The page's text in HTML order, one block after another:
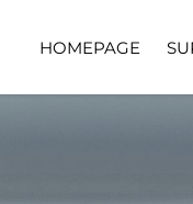
HOMEPAGE